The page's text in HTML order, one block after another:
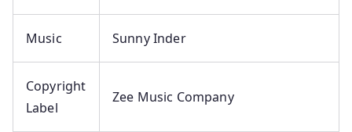
Music Sunny Inder
Copyright
Label
Zee Music Company